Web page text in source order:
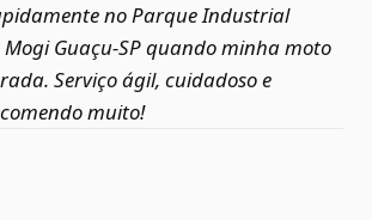
no Parque Industrial
Guaçu‑SP quando minha moto
Serviço ágil, cuidadoso e
muito!